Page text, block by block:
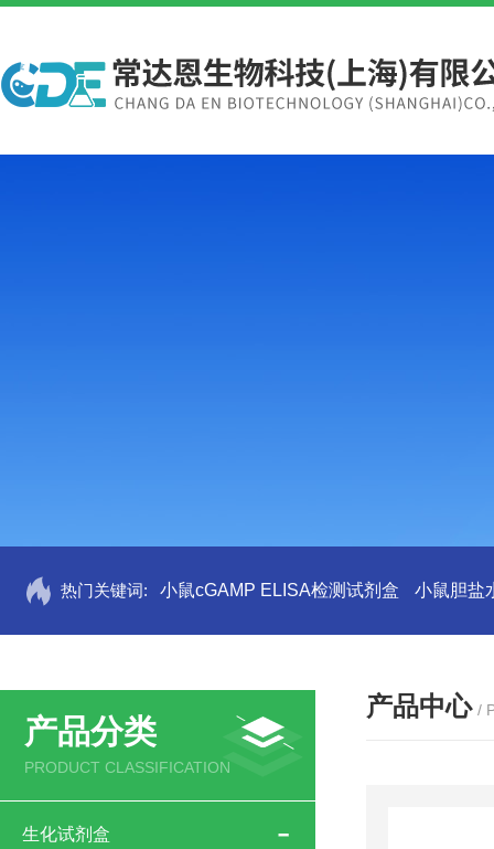
热门关键词: 小鼠cGAMP ELISA检测试剂盒 小鼠胆盐
产品分类
PRODUCT CLASSIFICATION
生化试剂盒
产品中心 /